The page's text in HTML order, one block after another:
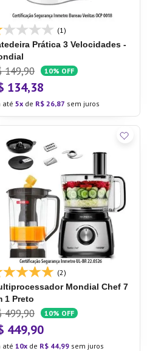
(1)
Prática 3 Velocidades -
149,90 10% OFF
134,38
até5 de R$ 26,87 sem juros
(2)
Mondial Chef 7
1 Preto
499,90 10% OFF
449,90
até10 de R$ 44,99 sem juros